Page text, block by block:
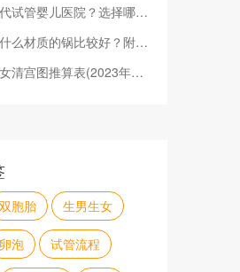
管婴儿医院？选择哪家医院的
材质的锅比较好？附2023
宫图推算表(2023年最新
双胞胎 生男生女
卵泡 试管流程